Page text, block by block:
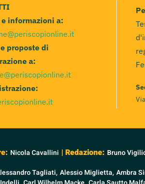
informazioni a:
proposte di
a:
Nicola Cavallini | Redazione: Bruno
Tagliati, Alessio Miglietta, Ambra